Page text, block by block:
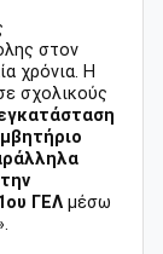
στον
χρόνια. Η
σχολικούς
ΓΕΛ μέσω